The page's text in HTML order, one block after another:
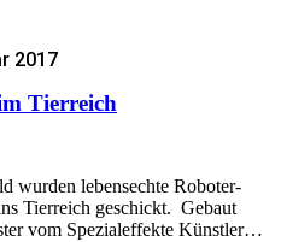
2017
Tierreich
wurden lebensechte Roboter-
Tierreich geschickt. Gebaut
vom Spezialeffekte Künstler…